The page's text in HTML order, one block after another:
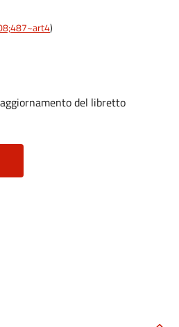
)
del libretto